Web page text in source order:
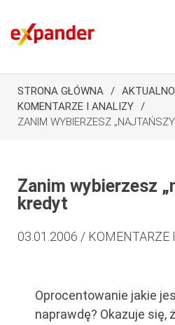
STRONA GŁÓWNA
KOMENTARZE I ANALIZY
ZANIM WYBIERZESZ
Zanim wybierzesz
kredyt
03.01.2006 / KOMENTARZE
Oprocentowanie jakie
naprawdę? Okazuje się,